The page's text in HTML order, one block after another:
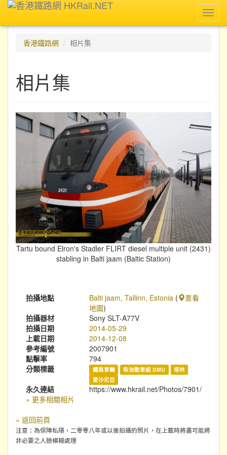
香港鐵路網
相片集
相片集
Tartu bound Elron's Stadler FLIRT diesel multiple unit (2431)
stabling in Balti jaam (Baltic Station)
拍攝地點 Balti jaam, Tallinn, Estonia (
查看
地圖)
拍攝器材
Sony SLT-A77V
拍攝日期
2014-05-29
上載日期
2014-12-08
參考編號
2007901
點擊率
794
分類標籤
鐵路車輛 柴油動車組 DMU
塔林
愛沙尼亞
永久連結
https://www.hkrail.net/Photos/7901/
» 更多相關相片
« 返回前頁
注意：為保障私隱，二零零八年或以後拍攝的照片，在上載時將盡可能將
非必要之人臉模糊處理